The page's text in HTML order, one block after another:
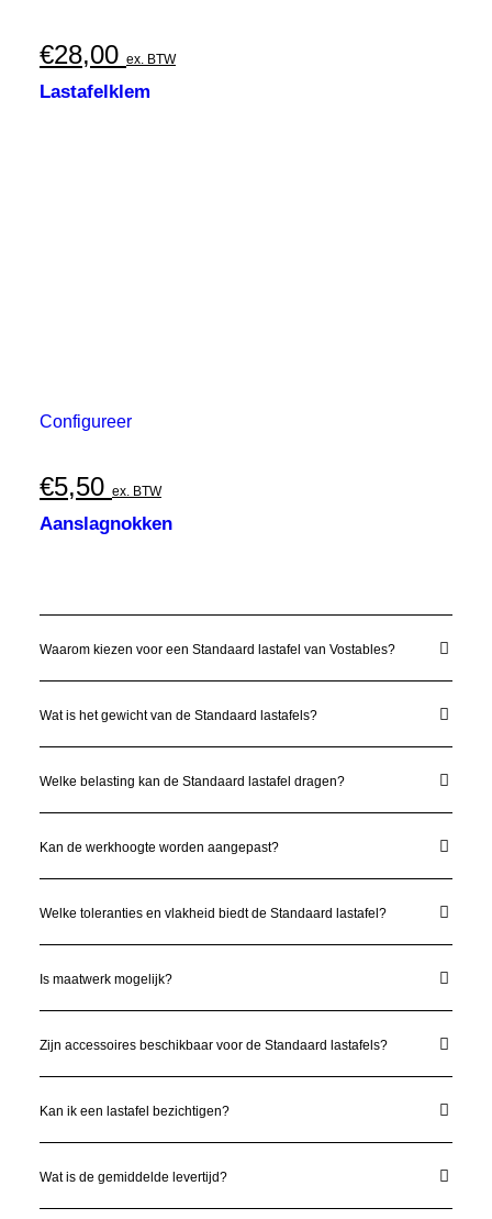
€28,00 ex. BTW
Lastafelklem
Configureer
€5,50 ex. BTW
Aanslagnokken
Waarom kiezen voor een Standaard lastafel van Vostables?
Wat is het gewicht van de Standaard lastafels?
Welke belasting kan de Standaard lastafel dragen?
Kan de werkhoogte worden aangepast?
Welke toleranties en vlakheid biedt de Standaard lastafel?
Is maatwerk mogelijk?
Zijn accessoires beschikbaar voor de Standaard lastafels?
Kan ik een lastafel bezichtigen?
Wat is de gemiddelde levertijd?